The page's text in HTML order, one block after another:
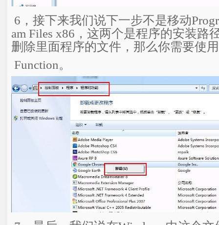
6，接下来我们说下一步不是移动
am Files x86，这两个是程序的安装路
删除里面程序的文件，那么你需要使
Function。